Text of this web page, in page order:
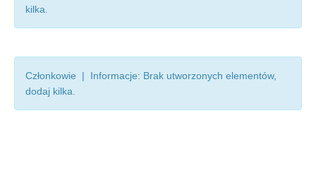
kilka.
Członkowie | Informacje: Brak utworzonych elementów,
dodaj kilka.